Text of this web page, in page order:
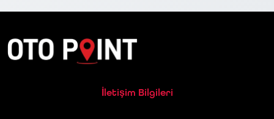
İletişim Bilgileri